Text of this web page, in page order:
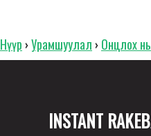
Нүүр › Урамшуулал › Онцлох нь
INSTANT